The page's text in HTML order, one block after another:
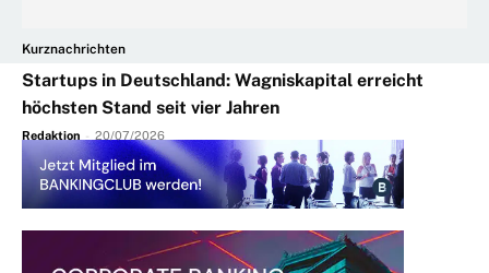
Kurznachrichten
Startups in Deutschland: Wagniskapital erreicht
höchsten Stand seit vier Jahren
Redaktion - 20/07/2026